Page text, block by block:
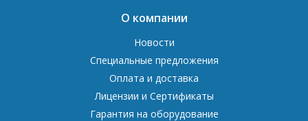
О компании
Новости
Специальные предложения
Оплата и доставка
Лицензии и Сертификаты
Гарантия на оборудование